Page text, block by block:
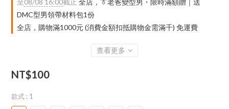
至08/08 16:00截止 全店，👔老爸變型男・限時滿額贈｜送
DMC型男領帶材料包1份
全店，購物滿1000元 (消費金額扣抵購物金需滿千) 免運費
查看更多
NT$100
款式 : 1